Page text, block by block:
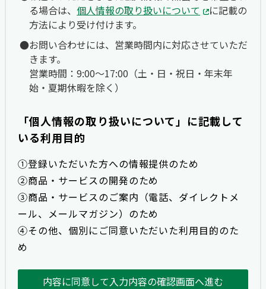
る場合は、 個人情報の取り扱いについて
に記載の
方法により受け付けます。
お問い合わせには、営業時間内に対応させていただ
きます。
営業時間：9:00〜17:00（土・日・祝日・年末年
始・夏期休暇を除く）
「個人情報の取り扱いについて」に記載して
いる利用目的
①登録いただいた方への情報提供のため
②商品・サービスの開発のため
③商品・サービスのご案内（電話、ダイレクトメ
ール、メールマガジン）のため
④その他、個別にご同意いただいた利用目的のた
め
内容に同意して入力内容の確認画面へ進む